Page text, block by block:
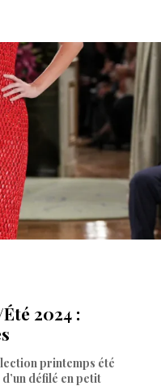
2024 :
printemps été
défilé en petit